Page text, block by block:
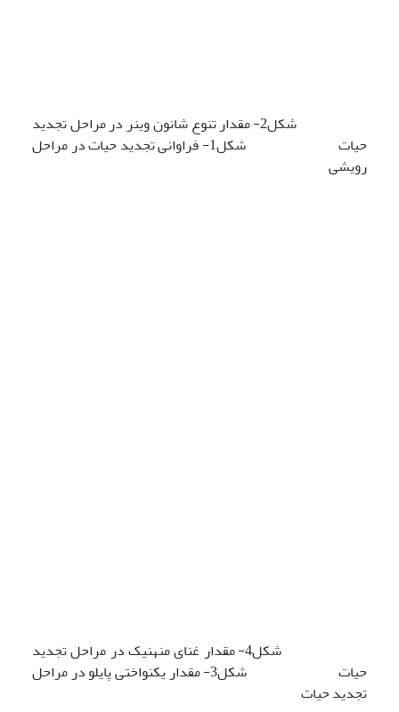
شکل2- مقدار تنوع شانون وینر در مراحل تجدید
حیات شکل1- فراوانی تجدید حیات در مراحل
رویشی
شکل4- مقدار غنای منهنیک در مراحل تجدید
حیات شکل3- مقدار یکنواختی پایلو در مراحل
تجدید حیات